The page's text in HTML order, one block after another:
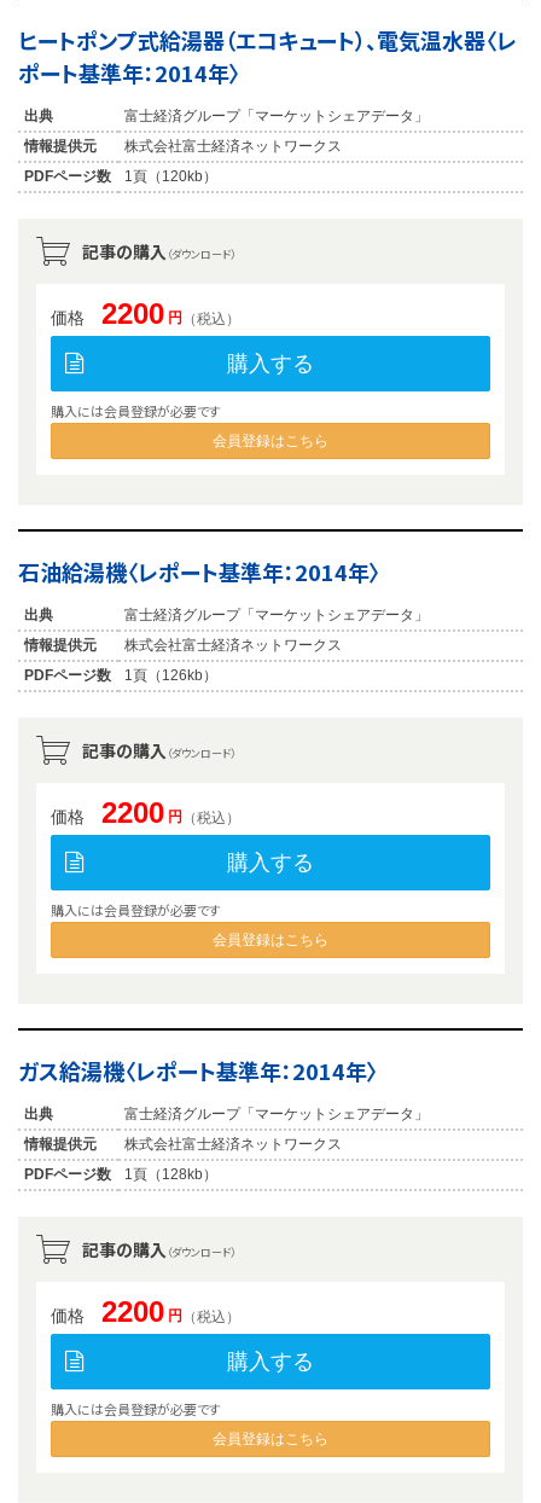
ヒートポンプ式給湯器（エコキュート）、電気温水器〈レ
ポート基準年：2014年〉
出典
富士経済グループ「マーケットシェアデータ」
情報提供元
株式会社富士経済ネットワークス
PDFページ数
1頁（120kb）
記事の購入 （ダウンロード）
価格 2200 円 （税込）
購入する
購入には会員登録が必要です
会員登録はこちら
石油給湯機〈レポート基準年：2014年〉
出典
富士経済グループ「マーケットシェアデータ」
情報提供元
株式会社富士経済ネットワークス
PDFページ数
1頁（126kb）
記事の購入 （ダウンロード）
価格 2200 円 （税込）
購入する
購入には会員登録が必要です
会員登録はこちら
ガス給湯機〈レポート基準年：2014年〉
出典
富士経済グループ「マーケットシェアデータ」
情報提供元
株式会社富士経済ネットワークス
PDFページ数
1頁（128kb）
記事の購入 （ダウンロード）
価格 2200 円 （税込）
購入する
購入には会員登録が必要です
会員登録はこちら